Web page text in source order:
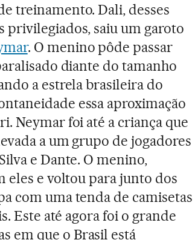
treinamento. Dali, desses
saiu um garoto
. O menino pôde passar
diante do tamanho
a estrela brasileira do
essa aproximação
Neymar foi até a criança que
a um grupo de jogadores
e Dante. O menino,
eles e voltou para junto dos
com uma tenda de camisetas
Este até agora foi o grande
em que o Brasil está